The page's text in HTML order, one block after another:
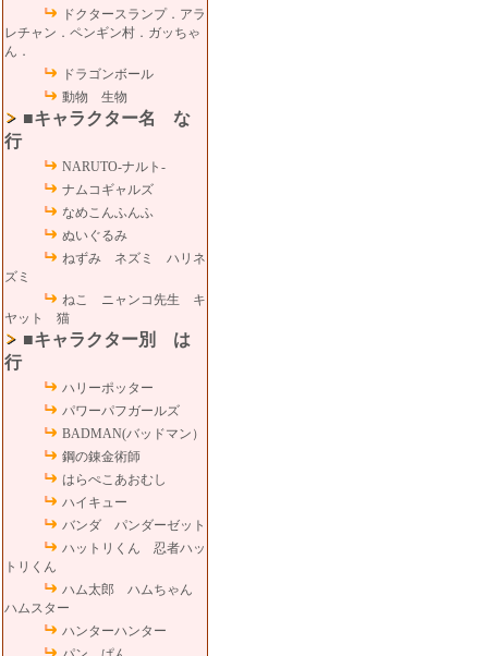
ドクタースランプ．アラ
レチャン．ペンギン村．ガッちゃ
ん．
ドラゴンボール
動物 生物
■キャラクター名 な
行
NARUTO-ナルト-
ナムコギャルズ
なめこんふんふ
ぬいぐるみ
ねずみ ネズミ ハリネ
ズミ
ねこ ニャンコ先生 キ
ヤット 猫
■キャラクター別 は
行
ハリーポッター
パワーパフガールズ
BADMAN(バッドマン）
鋼の錬金術師
はらぺこあおむし
ハイキュー
バンダ パンダーゼット
ハットリくん 忍者ハッ
トリくん
ハム太郎 ハムちゃん
ハムスター
ハンターハンター